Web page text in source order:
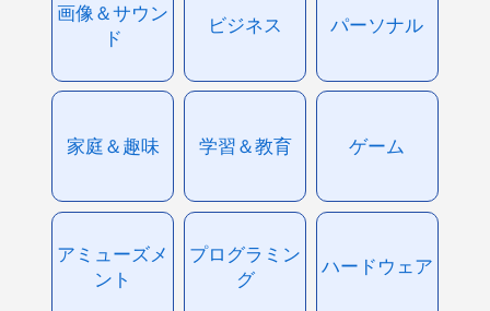
画像＆サウン
ド
ビジネス パーソナル
家庭＆趣味 学習＆教育 ゲーム
アミューズメ
ント
プログラミン
グ
ハードウェア